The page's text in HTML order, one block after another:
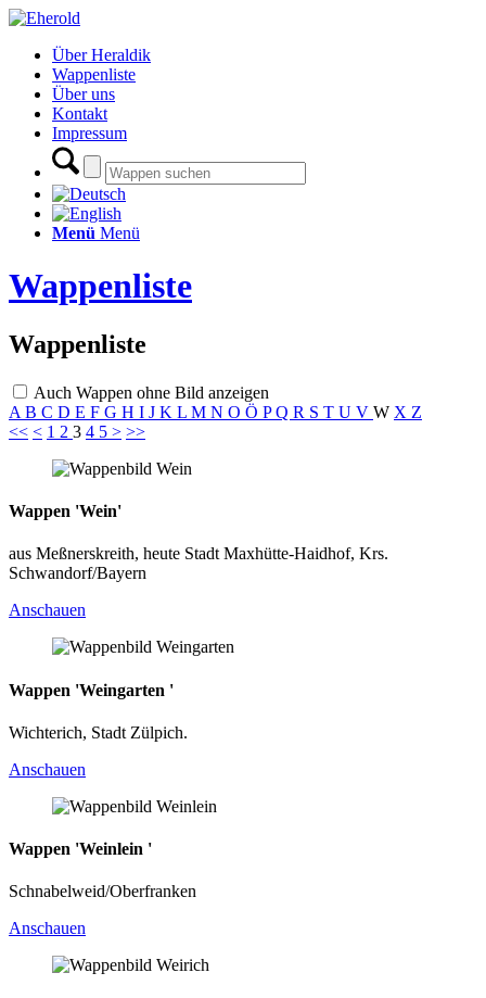
Über Heraldik
Wappenliste
Über uns
Kontakt
Impressum
Menü Menü
Wappenliste
Wappenliste
Auch Wappen ohne Bild anzeigen
A B C D E F G H I J K L M N O Ö PQ R S T U V W X Z
<< < 1 2 3 4 5 > >>
Wappen 'Wein'
aus Meßnerskreith, heute Stadt Maxhütte-Haidhof, Krs.
Schwandorf/Bayern
Anschauen
Wappen 'Weingarten '
Wichterich, Stadt Zülpich.
Anschauen
Wappen 'Weinlein '
Schnabelweid/Oberfranken
Anschauen